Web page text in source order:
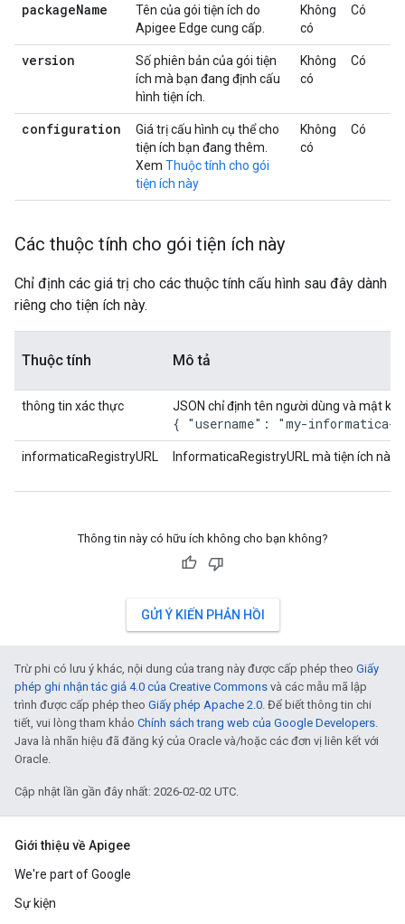
packageName
Tên của gói tiện ích do
Apigee Edge cung cấp.
Không
có
Có
version
Số phiên bản của gói tiện
ích mà bạn đang định cấu
hình tiện ích.
Không
có
Có
configuration
Giá trị cấu hình cụ thể cho
tiện ích bạn đang thêm.
Xem Thuộc tính cho gói
tiện ích này
Không
có
Có
Các thuộc tính cho gói tiện ích này
Chỉ định các giá trị cho các thuộc tính cấu hình sau đây dành
riêng cho tiện ích này.
Thuộc tính Mô tả
thông tin xác thực JSON chỉ định tên người dùng và mật
{ "username": "my-informatica-
informaticaRegistryURL InformaticaRegistryURL mà tiện ích này
Thông tin này có hữu ích không cho bạn không?
GỬI Ý KIẾN PHẢN HỒI
Trừ phi có lưu ý khác, nội dung của trang này được cấp phép theo Giấy
phép ghi nhận tác giả 4.0 của Creative Commons và các mẫu mã lập
trình được cấp phép theo Giấy phép Apache 2.0. Để biết thông tin chi
tiết, vui lòng tham khảo Chính sách trang web của Google Developers.
Java là nhãn hiệu đã đăng ký của Oracle và/hoặc các đơn vị liên kết với
Oracle.
Cập nhật lần gần đây nhất: 2026-02-02 UTC.
Giới thiệu về Apigee
We're part of Google
Sự kiện